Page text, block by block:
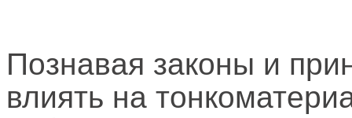
Познавая законы и
влиять на